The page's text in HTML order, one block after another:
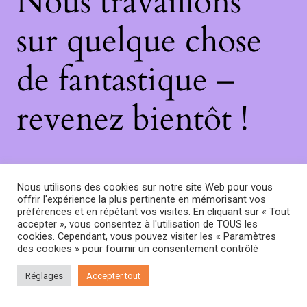
sur quelque chose
de fantastique –
revenez bientôt !
Nous utilisons des cookies sur notre site Web pour vous
offrir l'expérience la plus pertinente en mémorisant vos
préférences et en répétant vos visites. En cliquant sur « Tout
accepter », vous consentez à l'utilisation de TOUS les
cookies. Cependant, vous pouvez visiter les « Paramètres
des cookies » pour fournir un consentement contrôlé
Réglages Accepter tout